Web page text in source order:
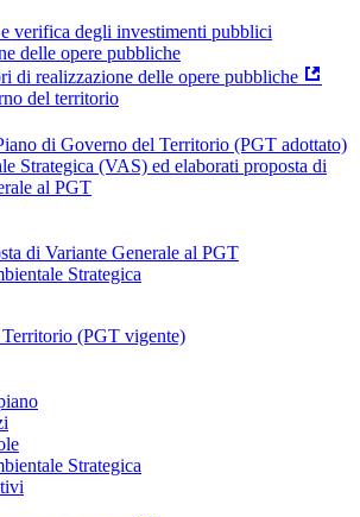
verifica degli investimenti pubblici
delle opere pubbliche
di realizzazione delle opere pubbliche
del territorio
di Governo del Territorio (PGT adottato)
Strategica (VAS) ed elaborati proposta di
al PGT
di Variante Generale al PGT
Strategica
(PGT vigente)
Strategica